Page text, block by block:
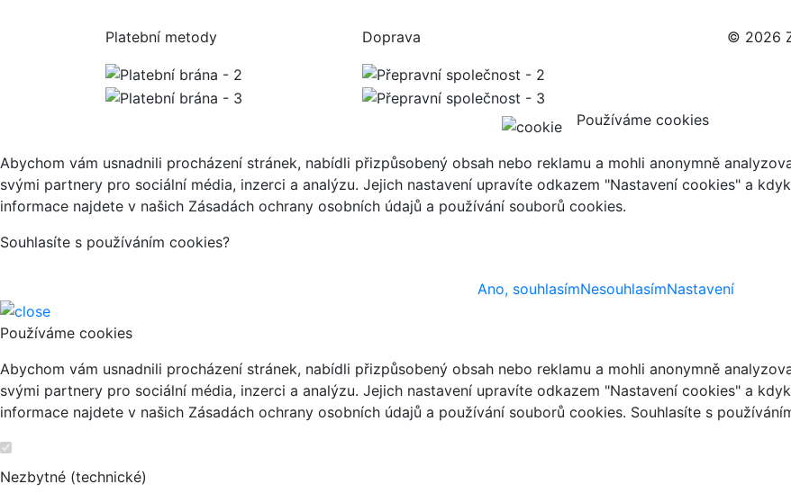
Platební metody Doprava © 2026
Používáme cookies
Abychom vám usnadnili procházení stránek, nabídli přizpůsobený obsah nebo reklamu a mohli anonymně
svými partnery pro sociální média, inzerci a analýzu. Jejich nastavení upravíte odkazem "Nastavení cookies" a
informace najdete v našich Zásadách ochrany osobních údajů a používání souborů cookies.
Souhlasíte s používáním cookies?
Ano, souhlasímNesouhlasímNastavení
Používáme cookies
Abychom vám usnadnili procházení stránek, nabídli přizpůsobený obsah nebo reklamu a mohli anonymně
svými partnery pro sociální média, inzerci a analýzu. Jejich nastavení upravíte odkazem "Nastavení cookies" a
informace najdete v našich Zásadách ochrany osobních údajů a používání souborů cookies. Souhlasíte s
Nezbytné (technické)